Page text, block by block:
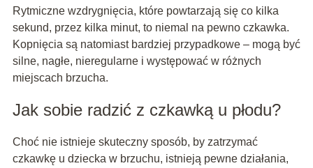
Rytmiczne wzdrygnięcia, które powtarzają się co kilka
sekund, przez kilka minut, to niemal na pewno czkawka.
Kopnięcia są natomiast bardziej przypadkowe – mogą być
silne, nagłe, nieregularne i występować w różnych
miejscach brzucha.
Jak sobie radzić z czkawką u płodu?
Choć nie istnieje skuteczny sposób, by zatrzymać
czkawkę u dziecka w brzuchu, istnieją pewne działania,